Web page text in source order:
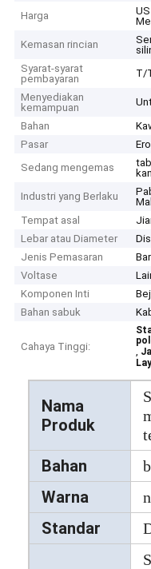
Harga
Kemasan rincian
Syarat-syarat
pembayaran
T/
Menyediakan
kemampuan
Bahan
Pasar
Sedang mengemas
Industri yang Berlaku
Tempat asal
Lebar atau Diameter
Jenis Pemasaran
Voltase
Komponen Inti
Bahan sabuk
Cahaya Tinggi: ,
Nama
Produk
Bahan
Warna
Standar